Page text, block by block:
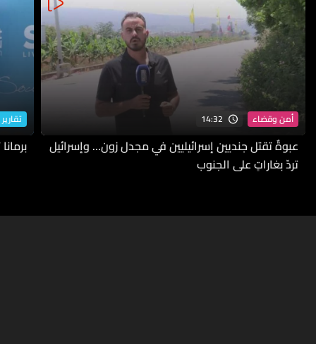
أمن وقضاء 14:32
عبوةٌ تقتل جنديين إسرائيليين في مجدل زون… وإسرائيل
تردّ بغاراتٍ على الجنوب